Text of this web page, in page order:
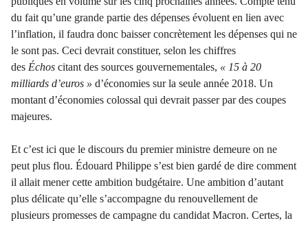
du fait qu’une grande partie des dépenses évoluent en lien avec
l’inflation, il faudra donc baisser concrètement les dépenses qui ne
le sont pas. Ceci devrait constituer, selon les chiffres
des Échos citant des sources gouvernementales, « 15 à 20
milliards d’euros » d’économies sur la seule année 2018. Un
montant d’économies colossal qui devrait passer par des coupes
majeures.
Et c’est ici que le discours du premier ministre demeure on ne
peut plus flou. Édouard Philippe s’est bien gardé de dire comment
il allait mener cette ambition budgétaire. Une ambition d’autant
plus délicate qu’elle s’accompagne du renouvellement de
plusieurs promesses de campagne du candidat Macron. Certes, la